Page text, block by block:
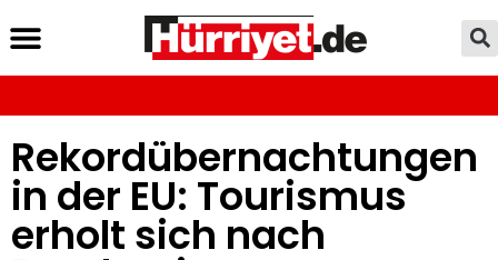
Rekordübernachtungen
in der EU: Tourismus
erholt sich nach